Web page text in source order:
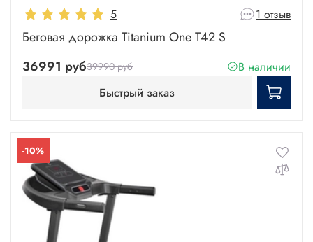
5 1 отзыв
Беговая дорожка Titanium One T42 S
36991 руб39990 руб
В наличии
Быстрый заказ
-10%